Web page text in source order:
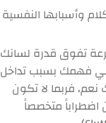
تفوق قدرة لسانك
في فهمك بسبب تداخل
نعم، فربما لا تكون
اضطراباً متخصصاً